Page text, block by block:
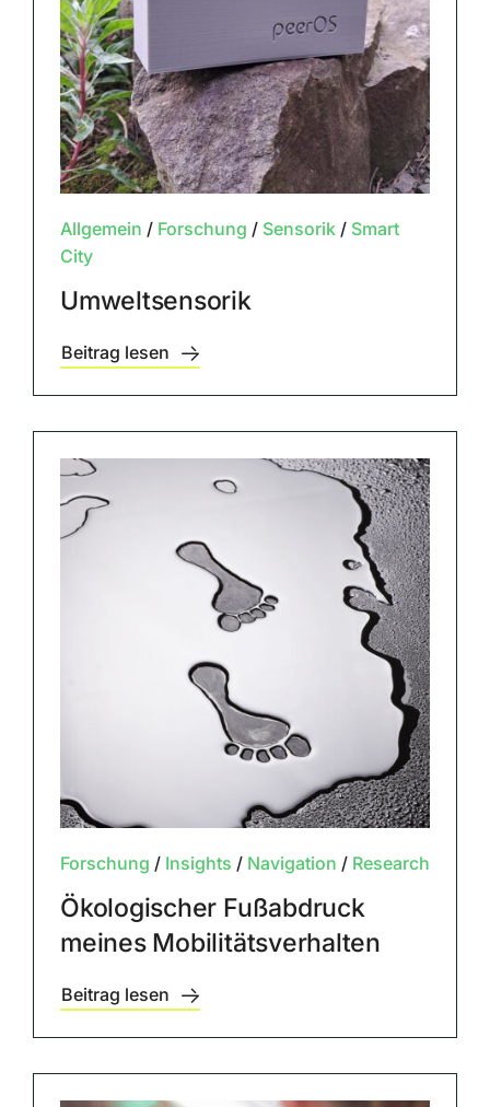
Allgemein / Forschung / Sensorik/ Smart
City
Umweltsensorik
Beitrag lesen
Forschung / Insights / Navigation / Research
Ökologischer Fußabdruck
meines Mobilitätsverhalten
Beitrag lesen